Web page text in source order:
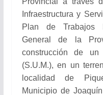
Infraestructura y
Plan de Trabajos
General de la
construcción de
(S.U.M.), en un
localidad de
Municipio de